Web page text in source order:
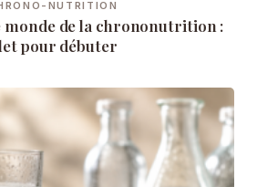
NUTRITION
monde de la chrononutrition :
pour débuter